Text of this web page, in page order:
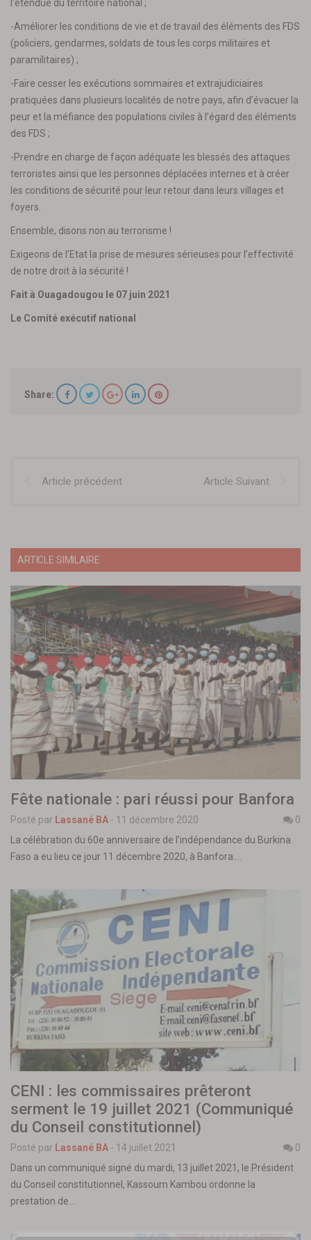
l’étendue du territoire national ;
-Améliorer les conditions de vie et de travail des éléments des FDS
(policiers, gendarmes, soldats de tous les corps militaires et
paramilitaires) ;
-Faire cesser les exécutions sommaires et extrajudiciaires
pratiquées dans plusieurs localités de notre pays, afin d’évacuer la
peur et la méfiance des populations civiles à l’égard des éléments
des FDS ;
-Prendre en charge de façon adéquate les blessés des attaques
terroristes ainsi que les personnes déplacées internes et à créer
les conditions de sécurité pour leur retour dans leurs villages et
foyers.
Ensemble, disons non au terrorisme !
Exigeons de l’Etat la prise de mesures sérieuses pour l’effectivité
de notre droit à la sécurité !
Fait à Ouagadougou le 07 juin 2021
Le Comité exécutif national
Share:
Article précédent Article Suivant
ARTICLE SIMILAIRE
Fête nationale : pari réussi pour Banfora
Posté par Lassané BA - 11 décembre 2020
0
La célébration du 60e anniversaire de l’indépendance du Burkina
Faso a eu lieu ce jour 11 décembre 2020, à Banfora.…
CENI : les commissaires prêteront
serment le 19 juillet 2021 (Communiqué
du Conseil constitutionnel)
Posté par Lassané BA - 14 juillet 2021
0
Dans un communiqué signé du mardi, 13 juillet 2021, le Président
du Conseil constitutionnel, Kassoum Kambou ordonne la
prestation de…